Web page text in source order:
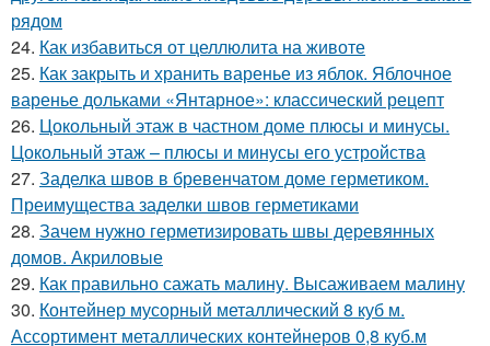
рядом
24. Как избавиться от целлюлита на животе
25. Как закрыть и хранить варенье из яблок. Яблочное
варенье дольками «Янтарное»: классический рецепт
26. Цокольный этаж в частном доме плюсы и минусы.
Цокольный этаж – плюсы и минусы его устройства
27. Заделка швов в бревенчатом доме герметиком.
Преимущества заделки швов герметиками
28. Зачем нужно герметизировать швы деревянных
домов. Акриловые
29. Как правильно сажать малину. Высаживаем малину
30. Контейнер мусорный металлический 8 куб м.
Ассортимент металлических контейнеров 0,8 куб.м